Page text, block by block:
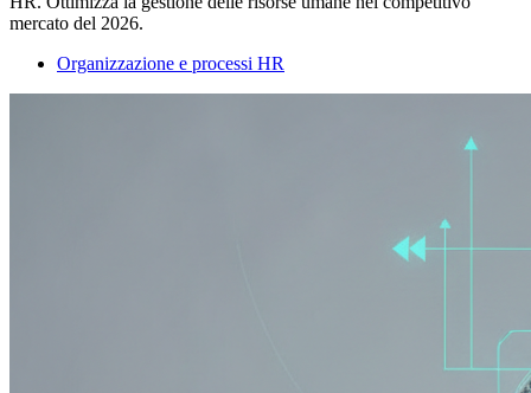
mercato del 2026.
Organizzazione e processi HR